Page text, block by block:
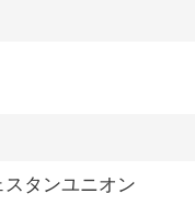
スタンユニオン